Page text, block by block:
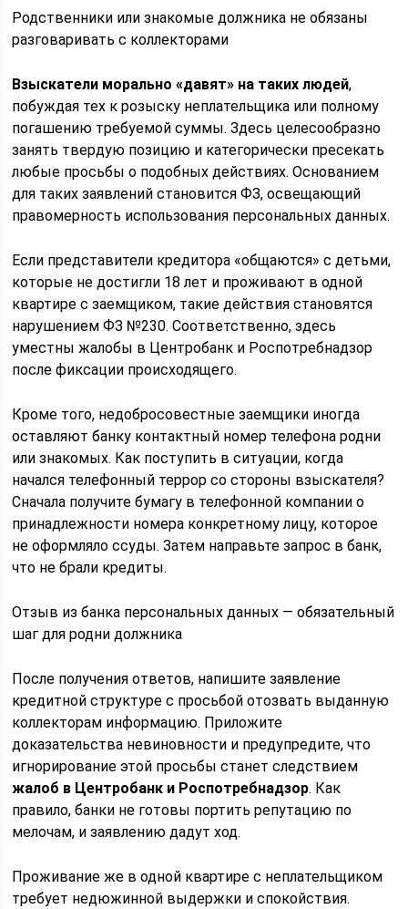
Родственники или знакомые должника не обязаны
разговаривать с коллекторами
Взыскатели морально «давят» на таких людей,
побуждая тех к розыску неплательщика или полному
погашению требуемой суммы. Здесь целесообразно
занять твердую позицию и категорически пресекать
любые просьбы о подобных действиях. Основанием
для таких заявлений становится ФЗ, освещающий
правомерность использования персональных данных.
Если представители кредитора «общаются» с детьми,
которые не достигли 18 лет и проживают в одной
квартире с заемщиком, такие действия становятся
нарушением ФЗ №230. Соответственно, здесь
уместны жалобы в Центробанк и Роспотребнадзор
после фиксации происходящего.
Кроме того, недобросовестные заемщики иногда
оставляют банку контактный номер телефона родни
или знакомых. Как поступить в ситуации, когда
начался телефонный террор со стороны взыскателя?
Сначала получите бумагу в телефонной компании о
принадлежности номера конкретному лицу, которое
не оформляло ссуды. Затем направьте запрос в банк,
что не брали кредиты.
Отзыв из банка персональных данных — обязательный
шаг для родни должника
После получения ответов, напишите заявление
кредитной структуре с просьбой отозвать выданную
коллекторам информацию. Приложите
доказательства невиновности и предупредите, что
игнорирование этой просьбы станет следствием
жалоб в Центробанк и Роспотребнадзор. Как
правило, банки не готовы портить репутацию по
мелочам, и заявлению дадут ход.
Проживание же в одной квартире с неплательщиком
требует недюжинной выдержки и спокойствия.